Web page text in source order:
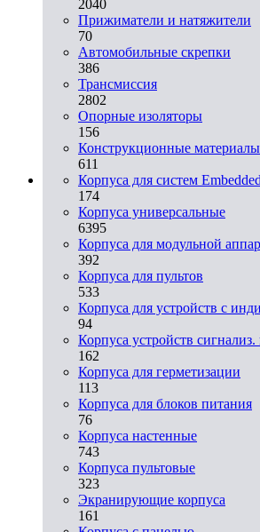
2040
Прижиматели и натяжители
70
Автомобильные скрепки
386
Трансмиссия
2802
Опорные изоляторы
156
Конструкционные материалы
611
Корпуса для систем Embedded
174
Корпуса универсальные
6395
Корпуса для модульной
392
Корпуса для пультов
533
Корпуса для устройств с
94
Корпуса устройств сигнализ.
162
Корпуса для герметизации
113
Корпуса для блоков питания
76
Корпуса настенные
743
Корпуса пультовые
323
Экранирующие корпуса
161